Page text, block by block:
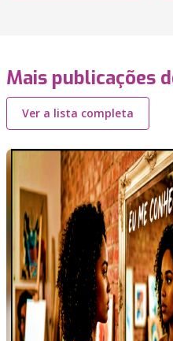
Mais publicações
Ver a lista completa